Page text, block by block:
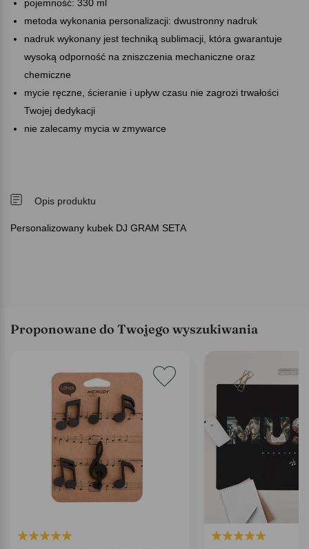
pojemność: 330 ml
metoda wykonania personalizacji: dwustronny nadruk
nadruk wykonany jest techniką sublimacji, która gwarantuje
wysoką odporność na zniszczenia mechaniczne oraz
chemiczne
mycie ręczne, ścieranie i upływ czasu nie zagrozi trwałości
Twojej dedykacji
nie zalecamy mycia w zmywarce
Opis produktu
Personalizowany kubek DJ GRAM SETA
Proponowane do Twojego wyszukiwania